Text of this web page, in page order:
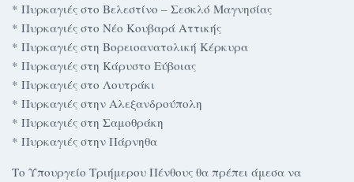
* Πυρκαγιές στο Βελεστίνο – Σεσκλό Μαγνησίας
* Πυρκαγιές στο Νέο Κουβαρά Αττικής
* Πυρκαγιές στη Βορειοανατολική Κέρκυρα
* Πυρκαγιές στη Κάρυστο Εύβοιας
* Πυρκαγιές στο Λουτράκι
* Πυρκαγιές στην Αλεξανδρούπολη
* Πυρκαγιές στη Σαμοθράκη
* Πυρκαγιές στην Πάρνηθα
Το Υπουργείο Τριήμερου Πένθους θα πρέπει άμεσα να